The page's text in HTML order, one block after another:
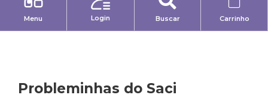
Menu Login Buscar Carrinho
Probleminhas do Saci